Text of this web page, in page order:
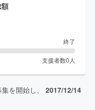
終了
支援者数0 人
を開始し、 2017/12/14